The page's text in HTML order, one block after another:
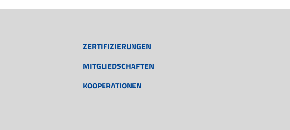
ZERTIFIZIERUNGEN
MITGLIEDSCHAFTEN
KOOPERATIONEN